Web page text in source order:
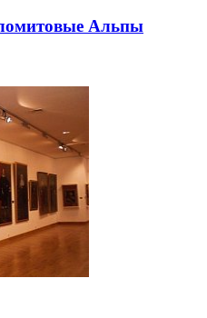
Альпы